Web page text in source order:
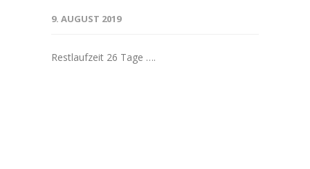
9. AUGUST 2019
Restlaufzeit 26 Tage ….